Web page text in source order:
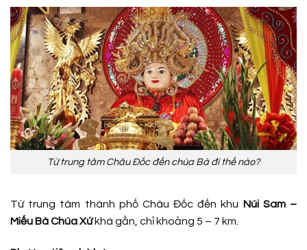
Từ trung tâm Châu Đốc đến chùa Bà đi thế nào?
Từ trung tâm thành phố Châu Đốc đến khu Núi Sam –
Miếu Bà Chúa Xứkhá gần, chỉ khoảng 5 – 7 km.